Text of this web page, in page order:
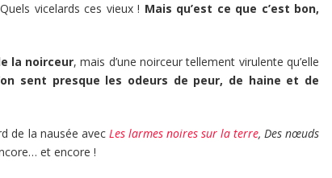
vicelards ces vieux ! Mais qu’est ce que c’est bon,
la noirceur, mais d’une noirceur tellement virulente qu’elle
on sent presque les odeurs de peur, de haine et de
de la nausée avec Les larmes noires sur la terre, Des nœuds
et encore !